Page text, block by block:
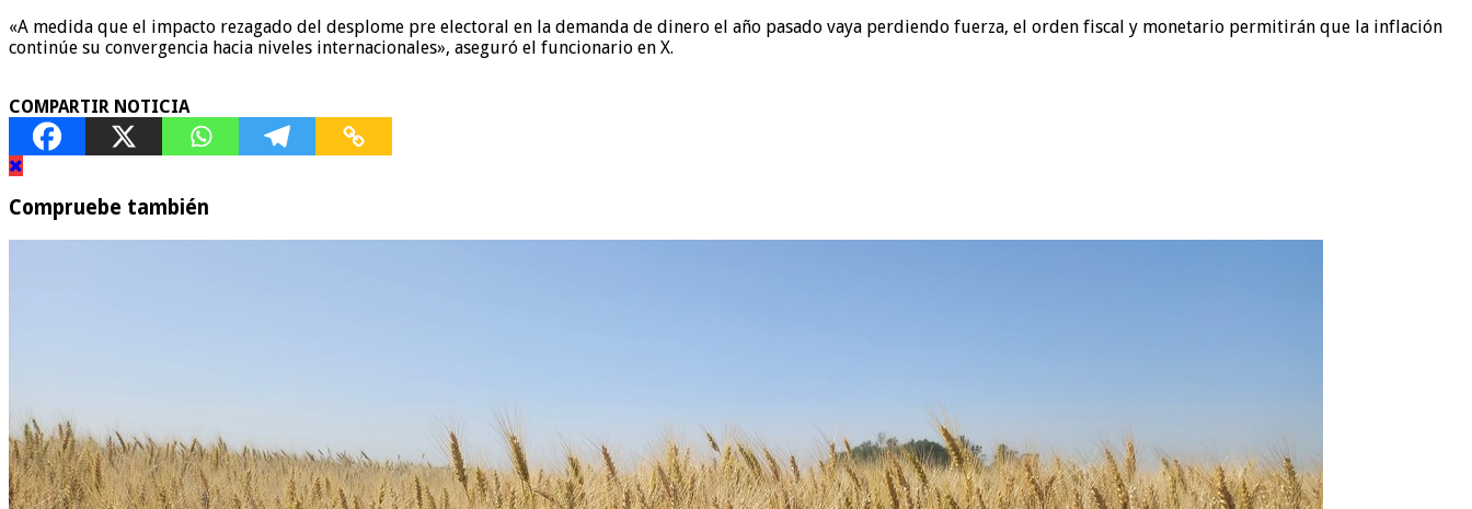
«A medida que el impacto rezagado del desplome pre electoral en la demanda de dinero el año pasado vaya perdiendo fuerza, el orden fiscal y monetario permitirán que la inflación
continúe su convergencia hacia niveles internacionales», aseguró el funcionario en X.
COMPARTIR NOTICIA
Compruebe también